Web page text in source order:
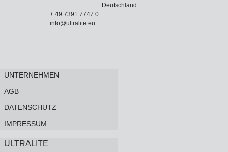
Deutschland
+ 49 7391 7747 0
info@ultralite.eu
UNTERNEHMEN
AGB
DATENSCHUTZ
IMPRESSUM
ULTRALITE